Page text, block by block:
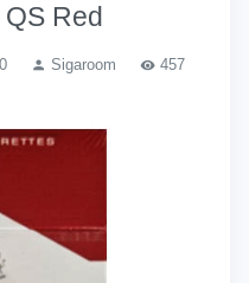
Red
Sigaroom
457